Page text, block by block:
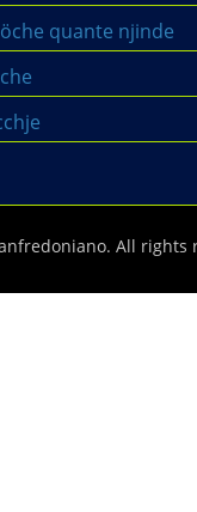
quante njinde
All rights